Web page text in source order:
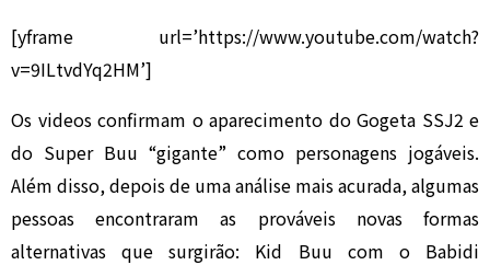
[yframe url=’https://www.youtube.com/watch?
v=9ILtvdYq2HM’]
Os videos confirmam o aparecimento do Gogeta SSJ2 e
do Super Buu “gigante” como personagens jogáveis.
Além disso, depois de uma análise mais acurada, algumas
pessoas encontraram as prováveis novas formas
alternativas que surgirão: Kid Buu com o Babidi